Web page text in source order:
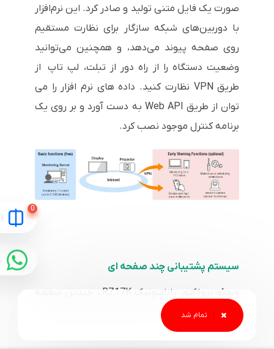
صورت یک فایل متنی تولید و صادر کرد. این نرم‌افزار
با دوربین‌های شبکه سازگار برای نظارت مستقیم
روی صفحه پیوند می‌دهد، و همچنین می‌توانید
وضعیت دستگاه را از راه دور از تبلت، لپ تاپ از
طریق VPN نظارت کنید. داده های نرم افزار را می
توان از طریق Web API به دست آورد و بر روی یک
برنامه کنترل موجود نصب کرد.
سیستم پشتیبانی چند صفحه ای
ویدئو پروژکتور پاناسونیک RZ17K ، چندین صفحه
نمایش را با ترکیب لبه ها، تطبیق رنگ و بزرگ شدن
تصویر دیجیتال به طور بهینه تنظیم می کند.